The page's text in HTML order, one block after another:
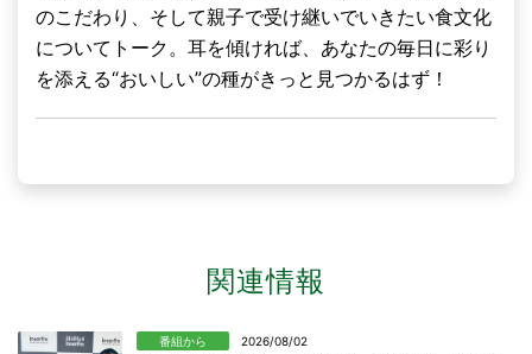
のこだわり、そして親子で受け継いでいきたい食文化
についてトーク。耳を傾ければ、あなたの毎日に彩り
を添える“おいしい”の種がきっと見つかるはず！
関連情報
番組から 2026/08/02